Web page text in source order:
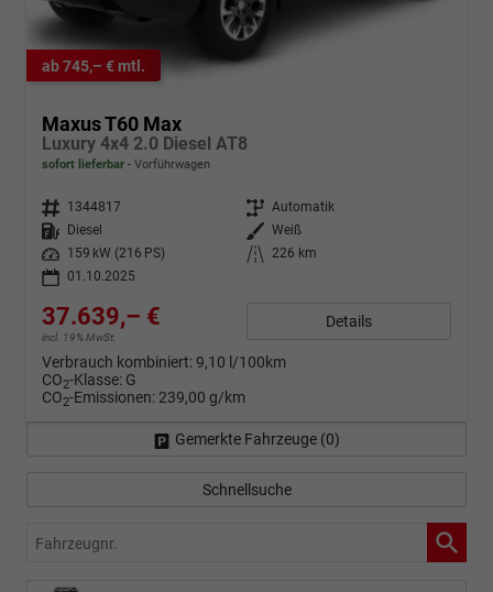
ab 745,– € mtl.
Maxus T60 Max
Luxury 4x4 2.0 Diesel AT8
sofort lieferbar Vorführwagen
Fahrzeugnr. 1344817 Getriebe Automatik
Kraftstoff
Diesel Außenfarbe Weiß
Leistung
159 kW (216 PS) Kilometerstand
226 km
01.10.2025
37.639,– €
incl. 19% MwSt.
Details
Verbrauch kombiniert:9,10 l/100km
CO2-Klasse: G
CO2-Emissionen: 239,00 g/km
Gemerkte Fahrzeuge (0)
Schnellsuche
Fahrzeugnr.